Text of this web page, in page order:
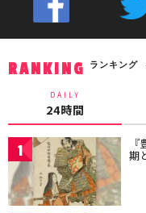
RANKING ランキング
DAILY
24時間
1 期